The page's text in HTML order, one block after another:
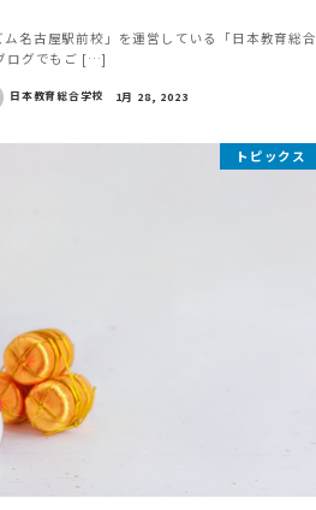
名古屋駅前校」を運営している「日本教育総合
ログでもご […]
日本教育総合学校 1月 28, 2023
トピックス